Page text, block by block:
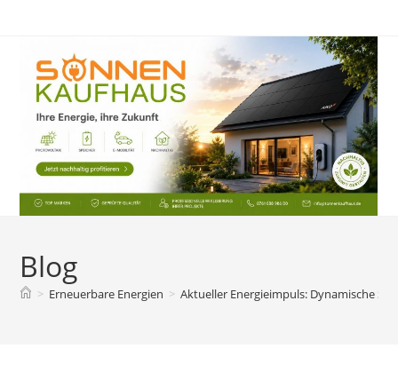
Blog
> Erneuerbare Energien > Aktueller Energieimpuls: Dynamische